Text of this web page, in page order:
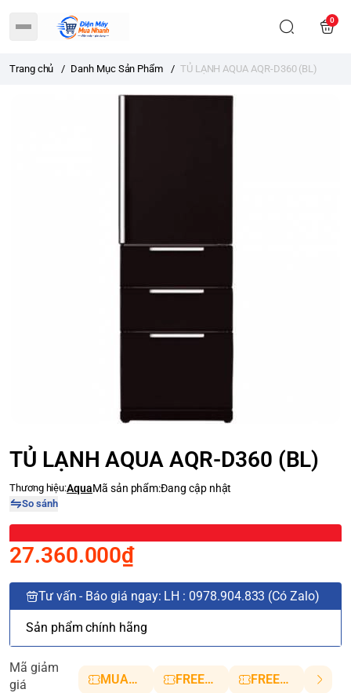
0
Trang chủ / Danh Mục Sản Phẩm / TỦ LẠNH AQUA AQR-D360 (BL)
TỦ LẠNH AQUA AQR-D360 (BL)
Thương hiệu:AquaMã sản phẩm:Đang cập nhật
So sánh
27.360.000₫
Tư vấn - Báo giá ngay: LH : 0978.904.833 (Có Zalo)
Sản phẩm chính hãng
Mã giảm
giá
MUANHANH01 FREESHIP5 FREESHIP10